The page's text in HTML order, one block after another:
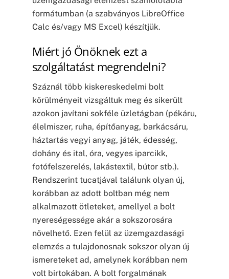
formátumban (a szabványos LibreOffice
Calc és/vagy MS Excel) készítjük.
Miért jó Önöknek ezt a
szolgáltatást megrendelni?
Száznál több kiskereskedelmi bolt
körülményeit vizsgáltuk meg és sikerült
azokon javítani sokféle üzletágban (pékáru,
élelmiszer, ruha, építőanyag, barkácsáru,
háztartás vegyi anyag, játék, édesség,
dohány és ital, óra, vegyes iparcikk,
fotófelszerelés, lakástextil, bútor stb.).
Rendszerint tucatjával találunk olyan új,
korábban az adott boltban még nem
alkalmazott ötleteket, amellyel a bolt
nyereségessége akár a sokszorosára
növelhető. Ezen felül az üzemgazdasági
elemzés a tulajdonosnak sokszor olyan új
ismereteket ad, amelynek korábban nem
volt birtokában. A bolt forgalmának